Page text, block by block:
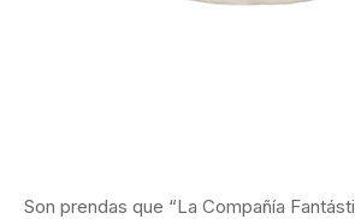
Son prendas que “La Compañía